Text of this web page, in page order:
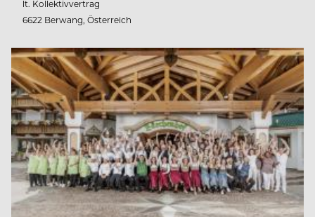
lt. Kollektivvertrag
6622 Berwang, Österreich